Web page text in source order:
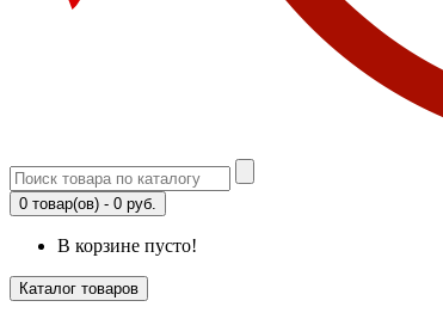
0 товар(ов) - 0 руб.
В корзине пусто!
Каталог товаров